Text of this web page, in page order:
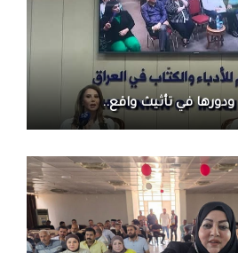
في تأثيث واقع..